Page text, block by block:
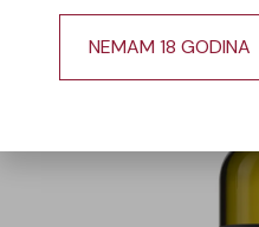
NEMAM 18 GODINA